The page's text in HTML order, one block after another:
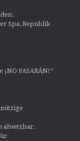
Spa, Republik
PASARÁN!“
absetzbar.